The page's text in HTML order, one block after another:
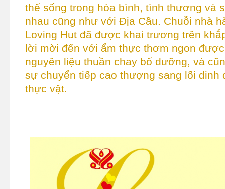
thể sống trong hòa bình, tình thương và
nhau cũng như với Địa Cầu. Chuỗi nhà
Loving Hut đã được khai trương trên
lời mời đến với ẩm thực thơm ngon
nguyên liệu thuần chay bổ dưỡng, và
sự chuyển tiếp cao thượng sang lối dinh
thực vật.